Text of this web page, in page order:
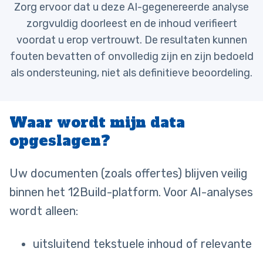
Zorg ervoor dat u deze AI-gegenereerde analyse
zorgvuldig doorleest en de inhoud verifieert
voordat u erop vertrouwt. De resultaten kunnen
fouten bevatten of onvolledig zijn en zijn bedoeld
als ondersteuning, niet als definitieve beoordeling.
Waar wordt mijn data
opgeslagen?
Uw documenten (zoals offertes) blijven veilig
binnen het 12Build-platform. Voor AI-analyses
wordt alleen:
uitsluitend tekstuele inhoud of relevante